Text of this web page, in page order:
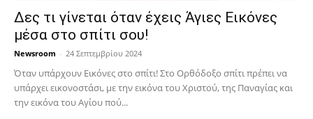
Δες τι γίνεται όταν έχεις Άγιες Εικόνες
μέσα στο σπίτι σου!
Newsroom - 24 Σεπτεμβρίου 2024
Όταν υπάρχουν Εικόνες στο σπίτι! Στο Ορθόδοξο σπίτι πρέπει να
υπάρχει εικονοστάσι, με την εικόνα του Χριστού, της Παν­αγίας και
την εικόνα του Αγίου πού...